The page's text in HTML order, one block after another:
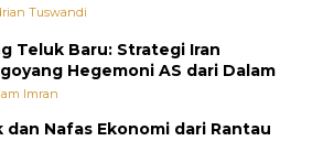
Tuswandi
Teluk Baru: Strategi Iran
Hegemoni AS dari Dalam
Imran
dan Nafas Ekonomi dari Rantau